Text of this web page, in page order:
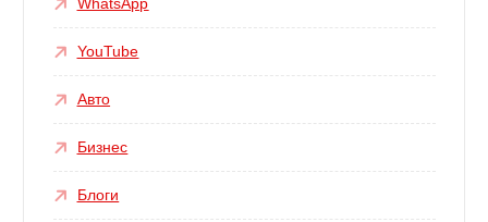
WhatsApp
YouTube
Авто
Бизнес
Блоги